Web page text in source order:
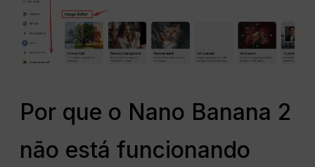
Por que o Nano Banana 2
não está funcionando